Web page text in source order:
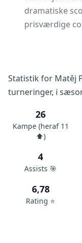
dramatiske
prisværdige
Statistik for Matěj
turneringer, i
26
Kampe (heraf 11
⬆️)
4
Assists 🎯
6,78
Rating ⭐️